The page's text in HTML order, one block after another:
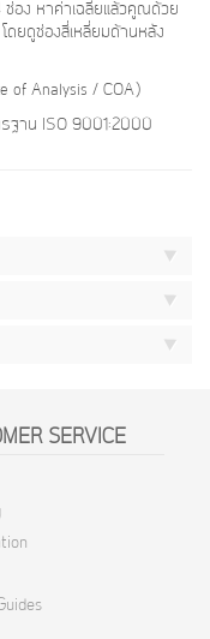
ช่อง หาค่าเฉลี่ยแล้วคูณด้วย
ดยดูช่องสี่เหลี่ยมด้านหลัง
of Analysis / COA)
ฐาน ISO 9001:2000
SERVICE